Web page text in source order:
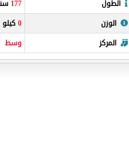
الطول
177
الوزن
0كيلو
المركز
وسط